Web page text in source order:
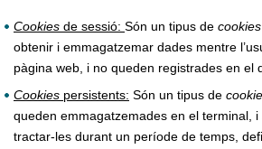
Cookies de sessió: Són un tipus de cookies
obtenir i emmagatzemar dades mentre
pàgina web, i no queden registrades en el
Cookies persistents: Són un tipus de
queden emmagatzemades en el terminal, i
tractar-les durant un període de temps,